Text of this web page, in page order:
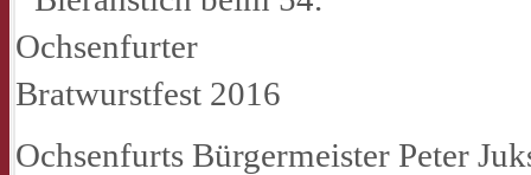
Ochsenfurts Bürgermeister Peter